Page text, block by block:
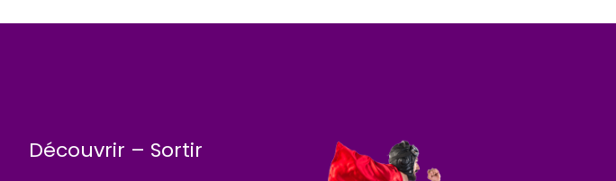
Découvrir – Sortir